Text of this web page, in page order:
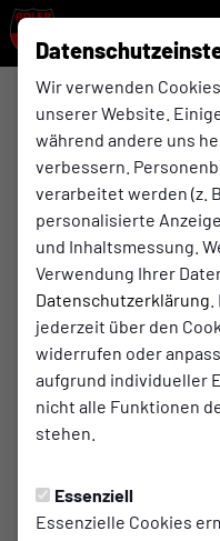
Wir verwenden
unserer Website.
während andere uns
verbessern.
verarbeitet werden (z.
personalisierte
und Inhaltsmessung.
Verwendung Ihrer
Datenschutzerklärung
jederzeit über den
widerrufen oder
aufgrund individueller
nicht alle Funktionen
stehen.
Essenziell
Essenzielle Cookies
ü32
Übersicht Kader
24